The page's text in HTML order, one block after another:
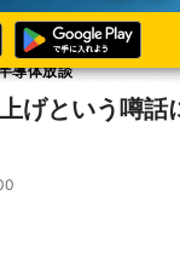
導体放談
げという噂話